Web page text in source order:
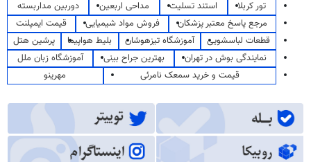
تور کربلا
استند تسلیت مداحی اربعین
دوربین مداربسته
مرجع پاسخ معتبر پزشکان
فروش مواد شیمیایی
قیمت ایمپلنت
قطعات لباسشویی
آموزشگاه تیزهوشان بلیط هواپیما
پرشین هتل
نمایندگی بوش در تهران
بهترین جراح بینی
آموزشگاه زبان ملل
قیمت و خرید سمعک نامرئی
مهرینو